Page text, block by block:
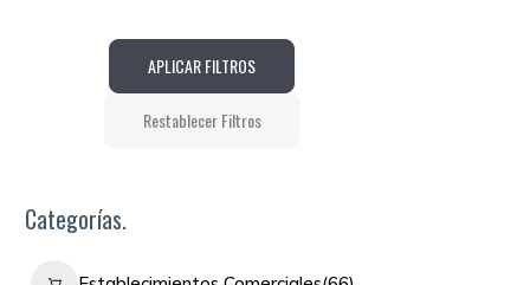
APLICAR FILTROS
Restablecer Filtros
Categorías.